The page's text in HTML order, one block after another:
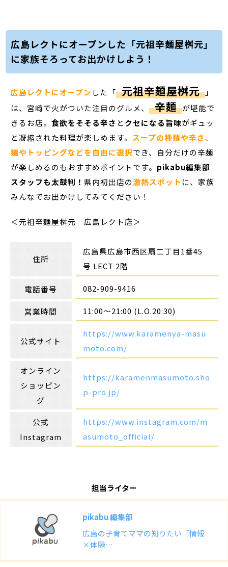
広島レクトにオープンした「元祖辛麺屋桝元」
に家族そろってお出かけしよう！
広島レクトにオープン した「 元祖辛麺屋桝元
」
は、宮崎で火がついた注目のグルメ、 辛麺 が堪能で
きるお店。食欲をそそる辛さ とクセになる旨味がギュッ
と凝縮された料理が楽しめます。 スープの種類や辛さ、
麺やトッピングなどを自由に選択でき、自分だけの辛麺
が楽しめるのもおすすめポイントです。 pikabu編集部
スタッフも太鼓判！ 県内初出店の激熱スポット に、家族
みんなでお出かけしてみてください！
＜元祖辛麺屋桝元 広島レクト店＞
住所
広島県広島市西区扇二丁目1番45
号 LECT 2階
電話番号 082-909-9416
営業時間 11:00〜21:00 (L.O.20:30)
公式サイト
https://www.karamenya-masu
moto.com/
オンライン
ショッピン
グ
https://karamenmasumoto.sho
p-pro.jp/
公式
Instagram
https://www.instagram.com/m
asumoto_official/
担当ライター
pikabu 編集部
広島の子育てママの知りたい「情報
×体験…